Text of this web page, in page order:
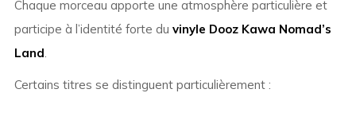
Chaque morceau apporte une atmosphère particulière et
participe à l’identité forte du vinyle Dooz Kawa Nomad’s
Land.
Certains titres se distinguent particulièrement :